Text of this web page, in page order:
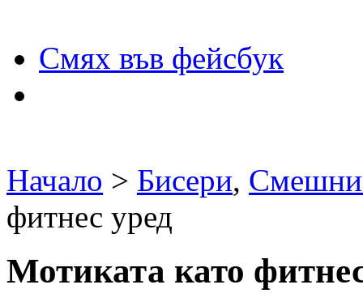
Смях във фейсбук
Начало > Бисери,
фитнес уред
Мотиката като